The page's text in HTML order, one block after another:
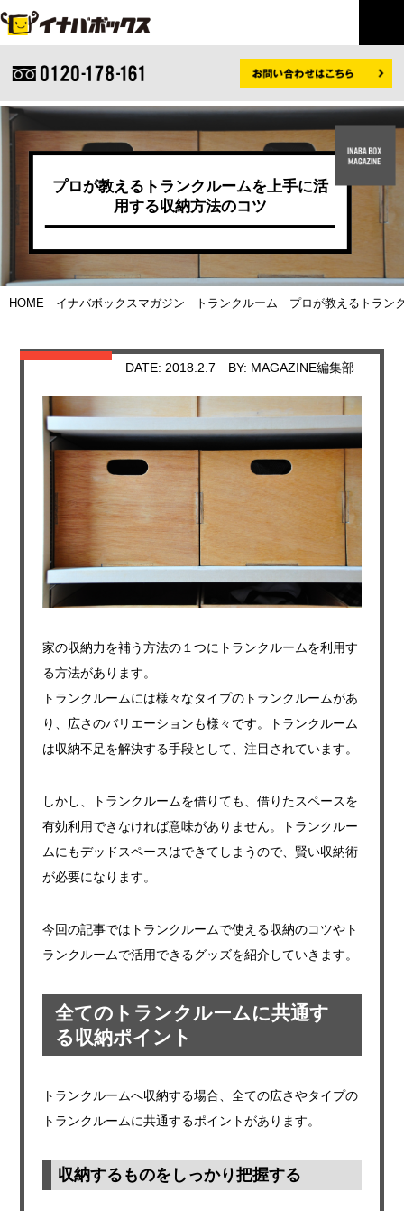
HOME イナバボックスマガジン トランクルーム プロが教えるトラン
プロが教えるトランクルームを上手に活
用する収納方法のコツ
DATE: 2018.2.7 BY: MAGAZINE編集部
家の収納力を補う方法の１つにトランクルームを利用す
る方法があります。
トランクルームには様々なタイプのトランクルームがあ
り、広さのバリエーションも様々です。トランクルーム
は収納不足を解決する手段として、注目されています。
しかし、トランクルームを借りても、借りたスペースを
有効利用できなければ意味がありません。トランクルー
ムにもデッドスペースはできてしまうので、賢い収納術
が必要になります。
今回の記事ではトランクルームで使える収納のコツやト
ランクルームで活用できるグッズを紹介していきます。
全てのトランクルームに共通す
る収納ポイント
トランクルームへ収納する場合、全ての広さやタイプの
トランクルームに共通するポイントがあります。
収納するものをしっかり把握する